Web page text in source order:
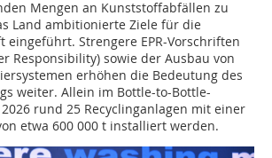
Mengen an Kunststoffabfällen zu
Land ambitionierte Ziele für die
eingeführt. Strengere EPR-Vorschriften
Responsibility) sowie der Ausbau von
erhöhen die Bedeutung des
weiter. Allein im Bottle-to-Bottle-
rund 25 Recyclinganlagen mit einer
etwa 600 000 t installiert werden.